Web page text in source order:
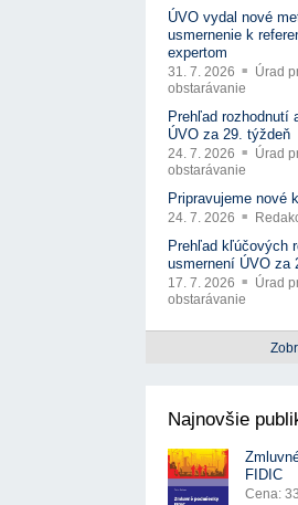
ÚVO vydal nové
usmernenie k
expertom
31. 7. 2026
Úrad
obstarávanie
Prehľad rozhodnutí
ÚVO za 29. týždeň
24. 7. 2026
Úrad
obstarávanie
Pripravujeme nové
24. 7. 2026
Prehľad kľúčových
usmernení ÚVO za
17. 7. 2026
Úrad
obstarávanie
Najnovšie
FIDIC
Cena: